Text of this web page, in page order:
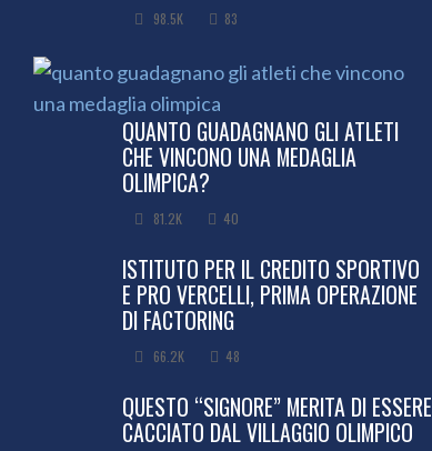
98.5K 83
QUANTO GUADAGNANO GLI ATLETI
CHE VINCONO UNA MEDAGLIA
OLIMPICA?
81.2K 40
ISTITUTO PER IL CREDITO SPORTIVO
E PRO VERCELLI, PRIMA OPERAZIONE
DI FACTORING
66.2K 48
QUESTO “SIGNORE” MERITA DI ESSERE
CACCIATO DAL VILLAGGIO OLIMPICO